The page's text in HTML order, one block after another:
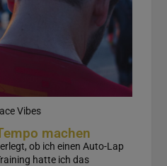
Vibes
machen
ob ich einen Auto-Lap
hatte ich das